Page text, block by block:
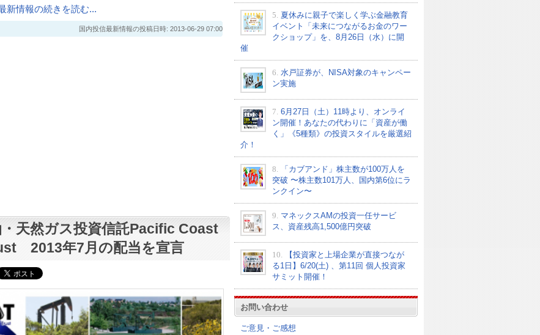
新情報の続きを読む...
国内投信最新情報の投稿日時: 2013-06-29 07:00
天然ガス投資信託Pacific Coast
2013年7月の配当を宣言
5. 夏休みに親子で楽しく学ぶ金融教育
イベント「未来につながるお金のワー
クショップ」を、8月26日（水）に開
催
6. 水戸証券が、NISA対象のキャンペー
ン実施
7. 6月27日（土）11時より、オンライ
ン開催！あなたの代わりに「資産が働
く」《5種類》の投資スタイルを厳選紹
介！
8.
「カブアンド」株主数が100万人を
突破 〜株主数101万人、国内第6位にラ
ンクイン〜
9. マネックスAMの投資一任サービ
ス、資産残高1,500億円突破
10.
【投資家と上場企業が直接つなが
る1日】6/20(土) 、第11回 個人投資家
サミット開催！
お問い合わせ
ご意見・ご感想